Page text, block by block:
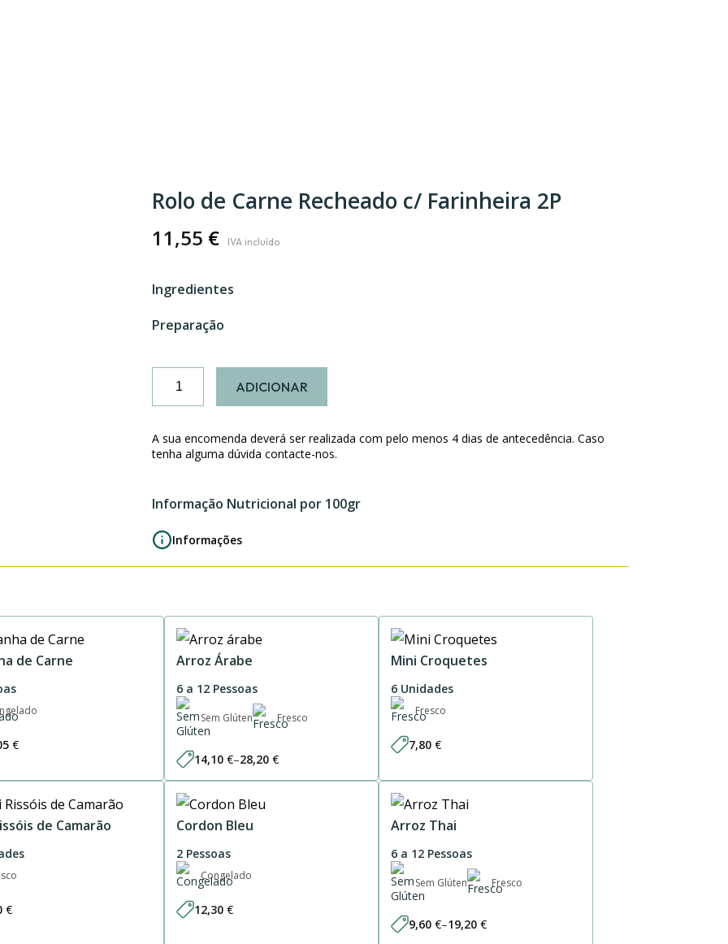
Rolo de Carne Recheado c/ Farinheira 2P
11,55 €
Ingredientes
Preparação
de
Carne
Farinheira
2P
ADICIONAR
A sua encomenda deverá ser realizada com pelo menos 4 dias de antecedência. Caso
tenha alguma dúvida contacte-nos.
Informação Nutricional por 100gr
Informações
de Carne
€
Arroz Árabe
6 a 12 Pessoas
Sem Glúten Fresco
14,10 €–28,20 €
Price
range:
through
28,20 €
Mini Croquetes
6 Unidades
Fresco
7,80 €
de Camarão
€
Cordon Bleu
2 Pessoas
Congelado
12,30 €
Arroz Thai
6 a 12 Pessoas
Sem Glúten Fresco
9,60 €–19,20 €
Price